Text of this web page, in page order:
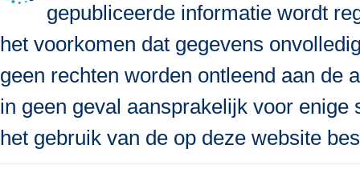
gepubliceerde informatie wordt
het voorkomen dat gegevens
geen rechten worden ontleend aan de
in geen geval aansprakelijk voor
het gebruik van de op deze website